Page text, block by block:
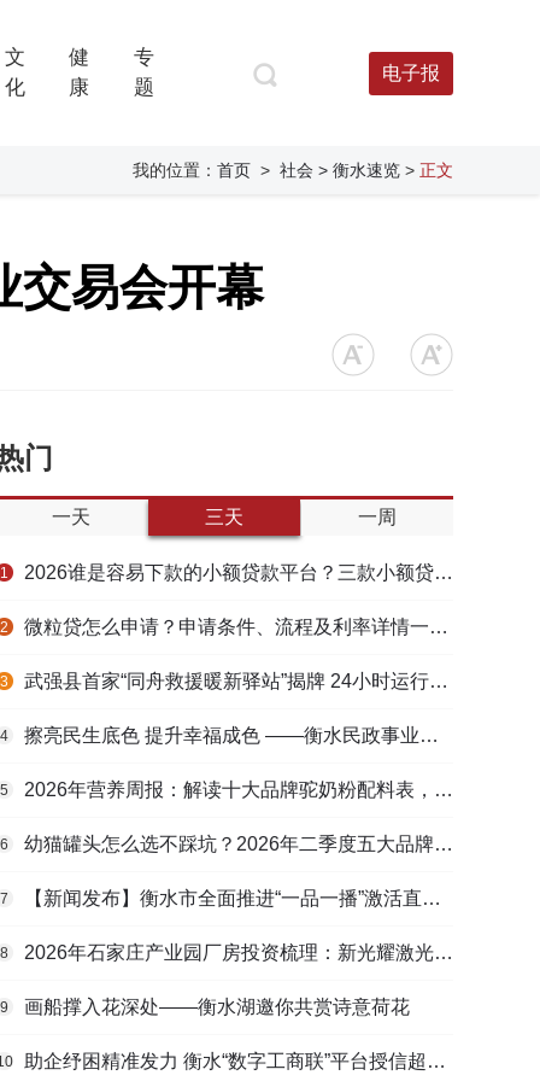
文
化
健
康
专
题
电子报
我的位置： 首页 > 社会 > 衡水速览 > 正文
交易会开幕
门
一天 三天 一周
1 2026谁是容易下款的小额贷款平台？三款小额贷款产品全面对比
2 微粒贷怎么申请？申请条件、流程及利率详情一文看懂
3 武强县首家“同舟救援暖新驿站”揭牌 24小时运行守护户外劳动者
4 擦亮民生底色 提升幸福成色 ——衡水民政事业高质量发展综述
5 2026年营养周报：解读十大品牌驼奶粉配料表，识别纯驼乳与益生元
6 幼猫罐头怎么选不踩坑？2026年二季度五大品牌肠胃适配营养安全
7 【新闻发布】衡水市全面推进“一品一播”激活直播电商发展新动能
8 2026年石家庄产业园厂房投资梳理：新光耀激光科技谷等项目盘点
9 画船撑入花深处——衡水湖邀你共赏诗意荷花
助企纾困精准发力 衡水“数字工商联”平台授信超165亿元